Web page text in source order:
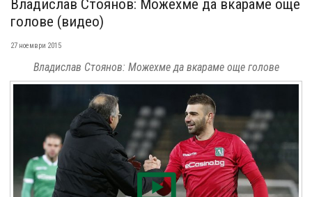
Владислав Стоянов: Можехме да вкараме още
голове (видео)
27 ноември 2015
Владислав Стоянов: Можехме да вкараме още голове